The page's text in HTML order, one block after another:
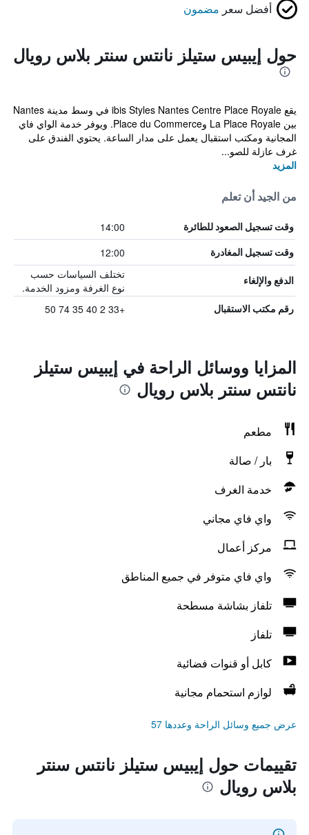
أفضل سعر مضمون
حول إيبيس ستيلز نانتس سنتر بلاس رويال
يقع ibis Styles Nantes Centre Place Royale في وسط مدينة Nantes
بين La Place Royale وPlace du Commerce. ويوفر خدمة الواي فاي
المجانية ومكتب استقبال يعمل على مدار الساعة. يحتوي الفندق على
غرف عازلة للصو...
المزيد
من الجيد أن تعلم
وقت تسجيل الصعود للطائرة 14:00
وقت تسجيل المغادرة 12:00
الدفع والإلغاء
تختلف السياسات حسب
نوع الغرفة ومزود الخدمة.
رقم مكتب الاستقبال +33 2 40 35 74 50
المزايا ووسائل الراحة في إيبيس ستيلز
نانتس سنتر بلاس رويال
مطعم
بار / صالة
خدمة الغرف
واي فاي مجاني
مركز أعمال
واي فاي متوفر في جميع المناطق
تلفاز بشاشة مسطحة
تلفاز
كابل أو قنوات فضائية
لوازم استحمام مجانية
عرض جميع وسائل الراحة وعددها 57
تقييمات حول إيبيس ستيلز نانتس سنتر
بلاس رويال